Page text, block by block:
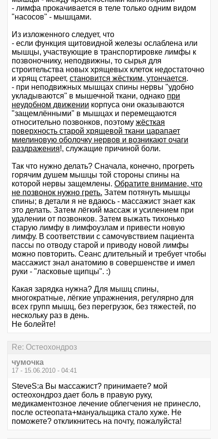
- лимфа прокачивается в теле только одним видом
"насосов" - мышцами.
Из изложенного следует, что
- если функция щитовидной железы ослаблена или
мышцы, участвующие в транспортировке лимфы к
позвоночнику, неподвижны, то сырья для
строительства новых хрящевых клеток недостаточно
и хрящ стареет, становится жёстким, утончается.
- при неподвижных мышцах спины нервы "удобно
укладываются" в мышечной ткани, однако при
неудобном движении корпуса они оказываются
"защемлёнными" в мышцах и перемещаются
относительно позвонков, поэтому жёсткая
поверхность старой хрящевой ткани царапает
миелиновую оболочку нервов и возникают очаги
раздражения!, служащие причиной боли.
Так что нужно делать? Сначала, конечно, прогреть
горячим душем мышцы той стороны спины на
которой нервы защемлены. Обратите внимание, что
не позвонок нужно греть. Затем потянуть мышцы
спины; в детали я не вдаюсь - массажист знает как
это делать. Затем лёгкий массаж и усилением при
удалении от позвонков. Затем выжать тихонько
старую лимфу в лимфоузлам и привести новую
лимфу. В соответствии с самочувствием пациента
пассы по отводу старой и приводу новой лимфы
можно повторить. Сеанс длительный и требует чтобы
массажист знал анатомию в совершенстве и имел
руки - "ласковые щипцы". :)
Какая зарядка нужна? Для мышц спины,
многократные, лёгкие упражнения, регулярно для
всех групп мышц, без перегрузок, без тяжестей, по
нескольку раз в день.
Не болейте!
Re: Остеохондроз
чумочка
17 - 15.06.2010 - 04:41
SteveS:а Вы массажист? принимаете? мой
остеохондроз дает боль в правую руку,
медикаментозное лечение облегчения не принесло,
после остеопата+мануальщика стало хуже. Не
поможете? откликнитесь на почту, пожалуйста!